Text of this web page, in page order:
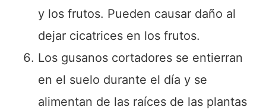
y los frutos. Pueden causar daño al
dejar cicatrices en los frutos.
Los gusanos cortadores se entierran
en el suelo durante el día y se
alimentan de las raíces de las plantas